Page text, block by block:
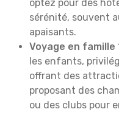
optez pour des
sérénité, souvent
apaisants.
Voyage en famille
les enfants,
offrant des
proposant des
ou des clubs pour